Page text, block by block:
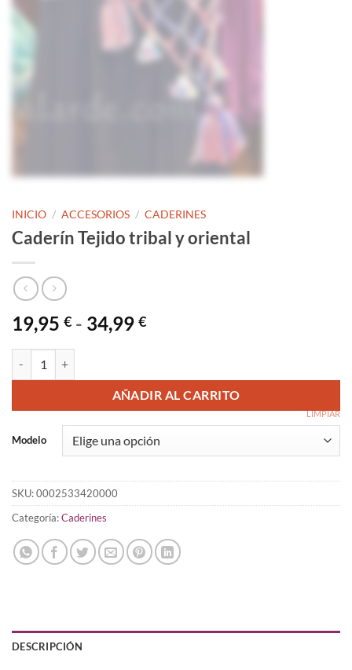
INICIO / ACCESORIOS / CADERINES
Caderín Tejido tribal y oriental
19,95 € - 34,99 €Rango
desde
19,95 €
hasta
34,99 €
AÑADIR AL CARRITO
Modelo
LIMPIAR
SKU:0002533420000
Categoría:Caderines
DESCRIPCIÓN